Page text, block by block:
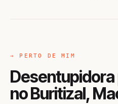
→ PERTO DE MIM
no Buritizal,